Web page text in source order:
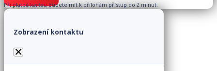
Při platbě kartou budete mít k přílohám přístup do 2 minut.
Zobrazení kontaktu
×